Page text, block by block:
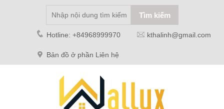
Hotline: +84968999970 kthalinh@gmail.com
Bản đồ ở phần Liên hệ